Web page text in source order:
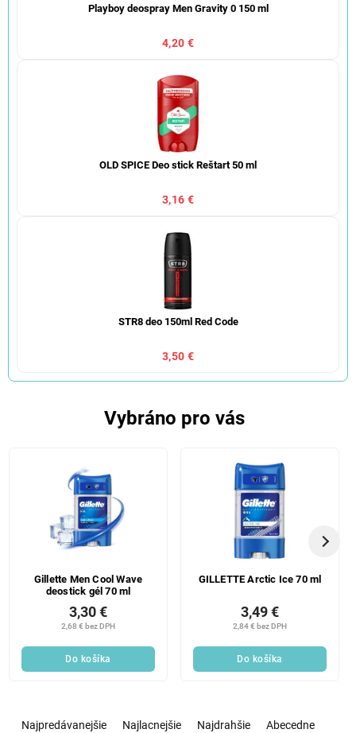
Playboy deospray Men Gravity 0 150 ml
4,20 €
OLD SPICE Deo stick Reštart 50 ml
3,16 €
STR8 deo 150ml Red Code
3,50 €
Vybráno pro vás
Gillette Men Cool Wave
deostick gél 70 ml
2,68 € bez DPH
3,30 €
Do košíka
GILLETTE Arctic Ice 70 ml
2,84 € bez DPH
3,49 €
Do košíka
Najpredávanejšie Najlacnejšie Najdrahšie Abecedne